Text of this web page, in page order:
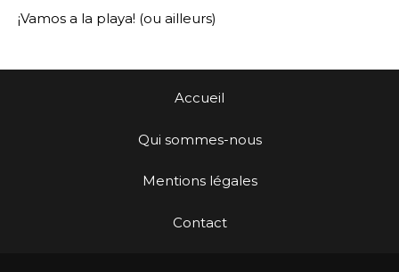
¡Vamos a la playa! (ou ailleurs)
Accueil
Qui sommes-nous
Mentions légales
Contact